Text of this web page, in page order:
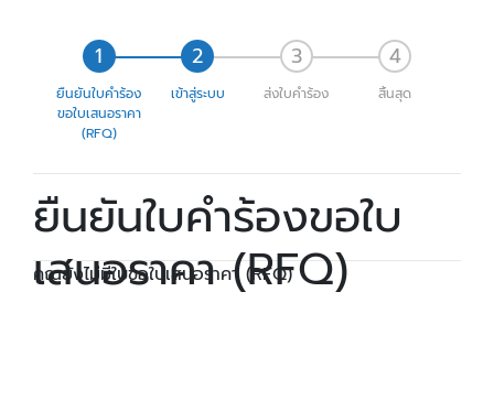
ยืนยันใบคำร้อง
ขอใบเสนอราคา
(RFQ)
เข้าสู่ระบบ ส่งใบคำร้อง สิ้นสุด
ยืนยันใบคำร้องขอใบ
เสนอราคา (RFQ)
คุณยังไม่มีใบขอใบเสนอราคา (RFQ)